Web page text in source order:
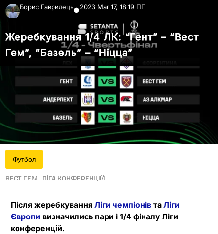
Борис Гаврилець●2023 Mar 17, 18:19 ПП
Жеребкування 1/4 ЛК: “Гент” – “Вест
Гем”, “Базель” – “Ніцца”
Футбол
Вест Гем Ліга конференцій
Після жеребкування Ліги чемпіонів та Ліги
Європи визначились пари і 1/4 фіналу Ліги
конференцій.